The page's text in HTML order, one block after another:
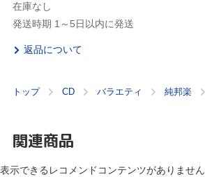
在庫なし
発送時期 1～5日以内に発送
返品について
トップ CD バラエティ 純邦楽
関連商品
表示できるレコメンドコンテンツがありません